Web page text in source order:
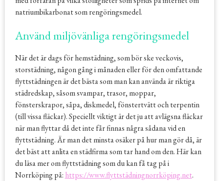
natriumbikarbonat som rengöringsmedel.
Använd miljövänliga rengöringsmedel
När det är dags för hemstädning, som bör ske veckovis,
storstädning, någon gång i månaden eller för den omfattande
flyttstädningen är det bästa som man kan använda är riktiga
städredskap, såsom svampar, trasor, moppar,
fönsterskrapor, såpa, diskmedel, fönstertvätt och terpentin
(till vissa fläckar). Speciellt viktigt är det ju att avlägsna fläckar
när man flyttar då det inte får finnas några sådana vid en
flyttstädning. Är man det minsta osäker på hur man gör då, är
det bäst att anlita en städfirma som tar hand om den. Här kan
du läsa mer om flyttstädning som du kan få tag på i
Norrköping på: https://www.flyttstädningnorrköping.net.